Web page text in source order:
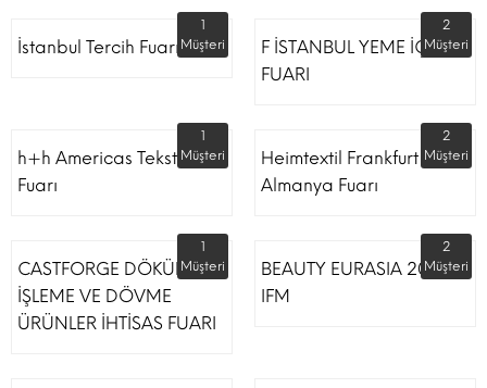
İstanbul Tercih Fuarı
1
Müşteri
F İSTANBUL YEME İÇME
FUARI
2
Müşteri
h+h Americas Tekstil
Fuarı
1
Müşteri
Heimtextil Frankfurt
Almanya Fuarı
2
Müşteri
CASTFORGE DÖKÜM,
İŞLEME VE DÖVME
ÜRÜNLER İHTİSAS FUARI
1
Müşteri
BEAUTY EURASIA 2022
IFM
2
Müşteri